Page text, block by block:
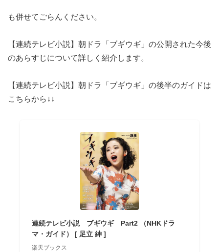
も併せてごらんください。
【連続テレビ小説】朝ドラ「ブギウギ」の公開された今後
のあらすじについて詳しく紹介します。
【連続テレビ小説】朝ドラ「ブギウギ」の後半のガイドは
こちらから↓↓
連続テレビ小説 ブギウギ Part2 （NHKドラ
マ・ガイド） [ 足立 紳 ]
楽天ブックス